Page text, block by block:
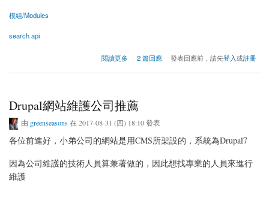
模組/Modules
search api
閱讀更多
關於Search api 的搜尋結果有缺漏，怎麼處理？2 篇回應 發表回應前，請先登入或註冊
Drupal網站維護公司推薦
由 greenseasons 在 2017-08-31 (四) 18:10 發表
各位前進好，小弟公司的網站是用CMS所架設的，系統為Drupal7
因為公司維護的技術人員算兼著做的，因此想找專業的人員來進行
維護